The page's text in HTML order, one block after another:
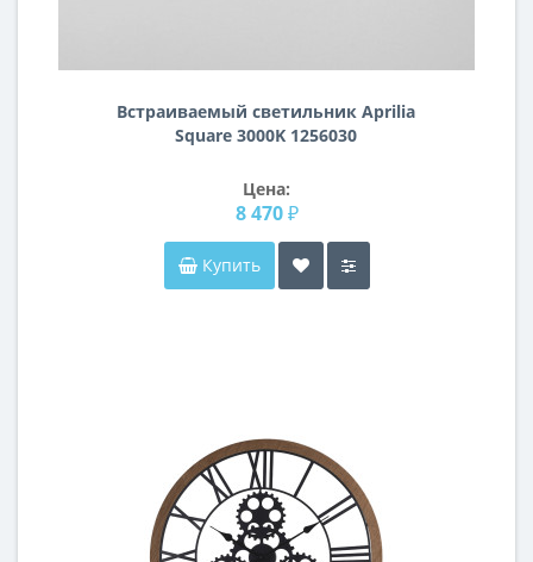
Встраиваемый светильник Aprilia
Square 3000K 1256030
Цена:
8 470 ₽
Купить